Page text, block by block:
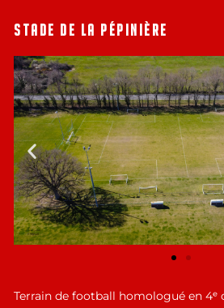
STADE DE LA PÉPINIÈRE
Terrain de football homologué en 4ᵉ